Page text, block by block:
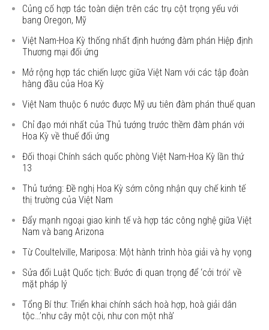
Củng cố hợp tác toàn diện trên các trụ cột trọng yếu với
bang Oregon, Mỹ
Việt Nam-Hoa Kỳ thống nhất định hướng đàm phán Hiệp định
Thương mại đối ứng
Mở rộng hợp tác chiến lược giữa Việt Nam với các tập đoàn
hàng đầu của Hoa Kỳ
Việt Nam thuộc 6 nước được Mỹ ưu tiên đàm phán thuế quan
Chỉ đạo mới nhất của Thủ tướng trước thềm đàm phán với
Hoa Kỳ về thuế đối ứng
Đối thoại Chính sách quốc phòng Việt Nam-Hoa Kỳ lần thứ
13
Thủ tướng: Đề nghị Hoa Kỳ sớm công nhận quy chế kinh tế
thị trường của Việt Nam
Đẩy mạnh ngoại giao kinh tế và hợp tác công nghệ giữa Việt
Nam và bang Arizona
Từ Coultelville, Mariposa: Một hành trình hòa giải và hy vọng
Sửa đổi Luật Quốc tịch: Bước đi quan trọng để ‘cởi trói’ về
mặt pháp lý
Tổng Bí thư: Triển khai chính sách hoà hợp, hoà giải dân
tộc…’như cây một cội, như con một nhà’